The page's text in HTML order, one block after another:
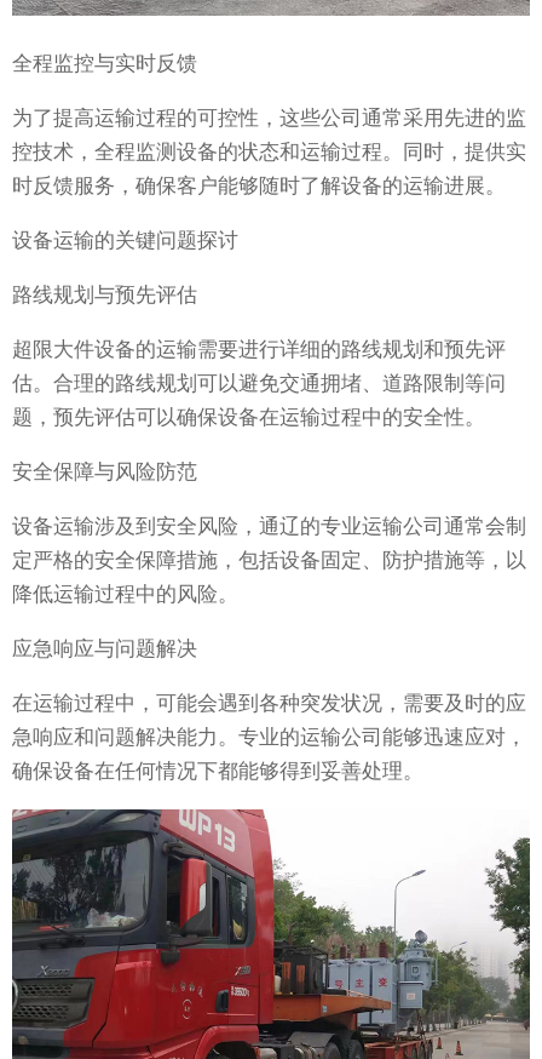
全程监控与实时反馈
为了提高运输过程的可控性，这些公司通常采用先进的监
控技术，全程监测设备的状态和运输过程。同时，提供实
时反馈服务，确保客户能够随时了解设备的运输进展。
设备运输的关键问题探讨
路线规划与预先评估
超限大件设备的运输需要进行详细的路线规划和预先评
估。合理的路线规划可以避免交通拥堵、道路限制等问
题，预先评估可以确保设备在运输过程中的安全性。
安全保障与风险防范
设备运输涉及到安全风险，通辽的专业运输公司通常会制
定严格的安全保障措施，包括设备固定、防护措施等，以
降低运输过程中的风险。
应急响应与问题解决
在运输过程中，可能会遇到各种突发状况，需要及时的应
急响应和问题解决能力。专业的运输公司能够迅速应对，
确保设备在任何情况下都能够得到妥善处理。